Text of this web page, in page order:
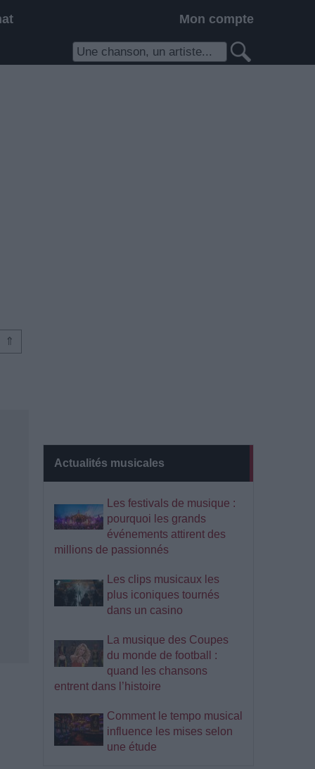
Mon compte
Actualités musicales
Les festivals de musique :
pourquoi les grands
événements attirent des
millions de passionnés
Les clips musicaux les
plus iconiques tournés
dans un casino
La musique des Coupes
du monde de football :
quand les chansons
entrent dans l’histoire
Comment le tempo musical
influence les mises selon
une étude
⇑